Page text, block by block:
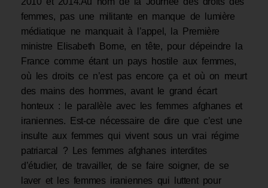
femmes, pas une militante en manque de lumière
médiatique ne manquait à l’appel, la Première
ministre Elisabeth Borne, en tête, pour dépeindre la
France comme étant un pays hostile aux femmes,
où les droits ce n’est pas encore ça et où on meurt
des mains des hommes, avant le grand écart
honteux : le parallèle avec les femmes afghanes et
iraniennes. Est-ce nécessaire de dire que c’est une
insulte aux femmes qui vivent sous un vrai régime
patriarcal ? Les femmes afghanes interdites
d’étudier, de travailler, de se faire soigner, de se
laver et les femmes iraniennes qui luttent pour